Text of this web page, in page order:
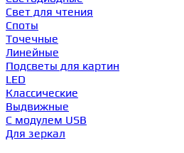
Свет для чтения
Споты
Точечные
Линейные
Подсветы для картин
LED
Классические
Выдвижные
С модулем USB
Для зеркал